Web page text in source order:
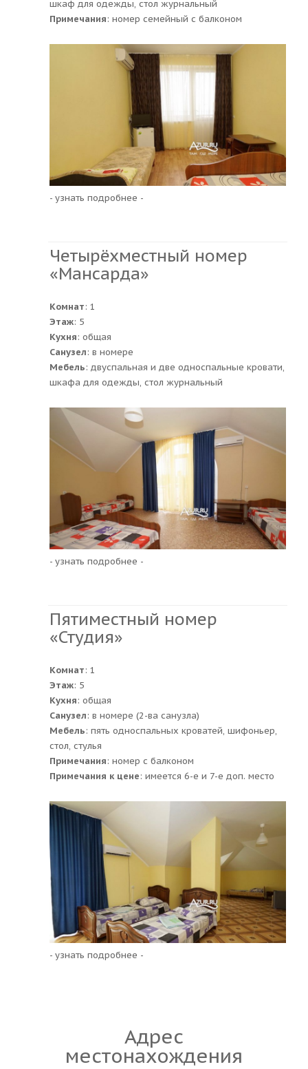
шкаф для одежды, стол журнальный
Примечания: номер семейный с балконом
- узнать подробнее -
Четырёхместный номер
«Мансарда»
Комнат: 1
Этаж: 5
Кухня: общая
Санузел: в номере
Мебель: двуспальная и две односпальные кровати,
шкафа для одежды, стол журнальный
- узнать подробнее -
Пятиместный номер
«Студия»
Комнат: 1
Этаж: 5
Кухня: общая
Санузел: в номере (2-ва санузла)
Мебель: пять односпальных кроватей, шифоньер,
стол, стулья
Примечания: номер с балконом
Примечания к цене: имеется 6-е и 7-е доп. место
- узнать подробнее -
Адрес
местонахождения